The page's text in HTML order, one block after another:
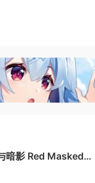
暗影 Red Masked
兵[PC+安卓盖世]